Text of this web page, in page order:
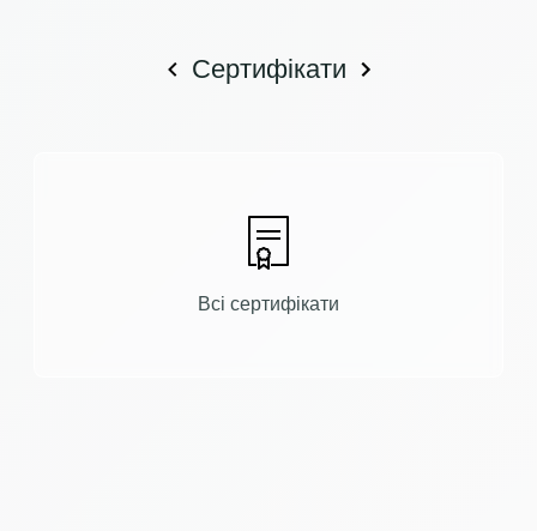
Сертифікати
Всі сертифікати